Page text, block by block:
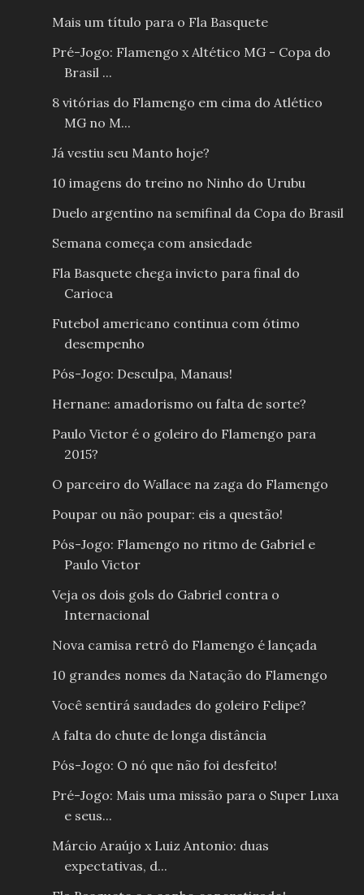
Mais um título para o Fla Basquete
Pré-Jogo: Flamengo x Altético MG - Copa do
Brasil ...
8 vitórias do Flamengo em cima do Atlético
MG no M...
Já vestiu seu Manto hoje?
10 imagens do treino no Ninho do Urubu
Duelo argentino na semifinal da Copa do Brasil
Semana começa com ansiedade
Fla Basquete chega invicto para final do
Carioca
Futebol americano continua com ótimo
desempenho
Pós-Jogo: Desculpa, Manaus!
Hernane: amadorismo ou falta de sorte?
Paulo Victor é o goleiro do Flamengo para
2015?
O parceiro do Wallace na zaga do Flamengo
Poupar ou não poupar: eis a questão!
Pós-Jogo: Flamengo no ritmo de Gabriel e
Paulo Victor
Veja os dois gols do Gabriel contra o
Internacional
Nova camisa retrô do Flamengo é lançada
10 grandes nomes da Natação do Flamengo
Você sentirá saudades do goleiro Felipe?
A falta do chute de longa distância
Pós-Jogo: O nó que não foi desfeito!
Pré-Jogo: Mais uma missão para o Super Luxa
e seus...
Márcio Araújo x Luiz Antonio: duas
expectativas, d...